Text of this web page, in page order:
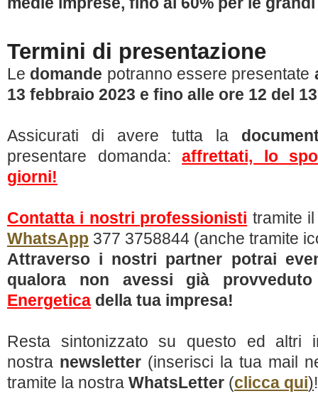
Termini di presentazione
Le domande potranno essere presentate
13 febbraio 2023 e fino alle ore 12 del
Assicurati di avere tutta la
presentare domanda:affrettati, lo
giorni!
Contatta i nostri professionisti tramite
WhatsApp 377 3758844 (anche tramite
Attraverso i nostri partner potrai
qualora non avessi già
Energetica della tua impresa!
Resta sintonizzato su questo ed altri
nostra newsletter (inserisci la tua mail
tramite la nostra WhatsLetter (clicca qui)!